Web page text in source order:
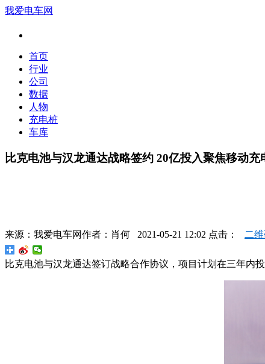
我爱电车网
首页
行业
公司
数据
人物
充电桩
车库
比克电池与汉龙通达战略签约 20亿投入聚焦移动充
来源： 我爱电车网作者： 肖何 2021-05-21 12:02 点击： 二
比克电池与汉龙通达签订战略合作协议，项目计划在三年内